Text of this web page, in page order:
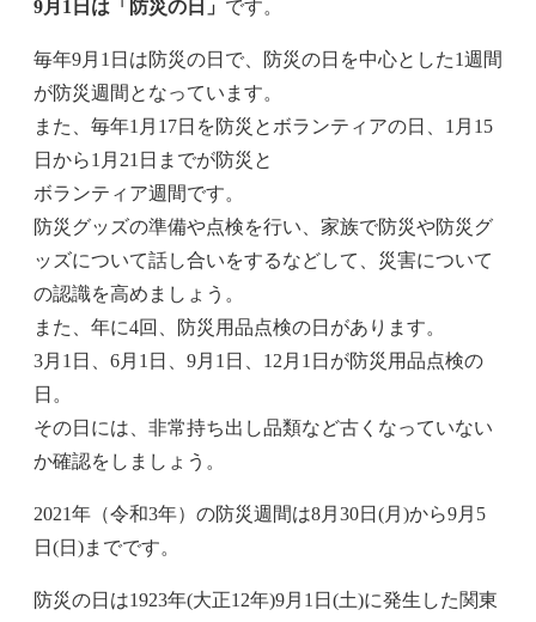
9月1日は「防災の日」 です。
毎年9月1日は防災の日で、防災の日を中心とした1週間
が防災週間となっています。
また、毎年1月17日を防災とボランティアの日、1月15
日から1月21日までが防災と
ボランティア週間です。
防災グッズの準備や点検を行い、家族で防災や防災グ
ッズについて話し合いをするなどして、災害について
の認識を高めましょう。
また、年に4回、防災用品点検の日があります。
3月1日、6月1日、9月1日、12月1日が防災用品点検の
日。
その日には、非常持ち出し品類など古くなっていない
か確認をしましょう。
2021年（令和3年）の防災週間は8月30日(月)から9月5
日(日)までです。
防災の日は1923年(大正12年)9月1日(土)に発生した関東